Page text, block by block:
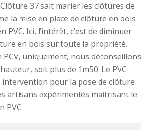
37 sait marier les clôtures de
la mise en place de clôture en bois
Ici, l’intérêt, c’est de diminuer
en bois sur toute la propriété.
uniquement, nous déconseillons
soit plus de 1m50. Le PVC
pour la pose de clôture
artisans expérimentés maitrisant le
PVC.